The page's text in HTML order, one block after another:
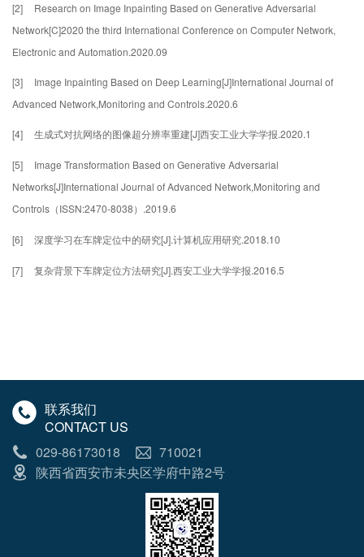
[2]
Research on Image Inpainting Based on Generative Adversarial
Network[C]2020 the third International Conference on Computer Network,
Electronic and Automation.2020.09
[3]
Image Inpainting Based on Deep Learning[J]International Journal of
Advanced Network,Monitoring and Controls.2020.6
[4] 生成式对抗网络的图像超分辨率重建[J]西安工业大学学报.2020.1
[5]
Image Transformation Based on Generative Adversarial
Networks[J]International Journal of Advanced Network,Monitoring and
Controls （ ISSN:2470-8038 ） .2019.6
[6] 深度学习在车牌定位中的研究[J].计算机应用研究.2018.10
[7] 复杂背景下车牌定位方法研究[J].西安工业大学学报.2016.5
联系我们
CONTACT US
029-86173018
710021
陕西省西安市未央区学府中路2号